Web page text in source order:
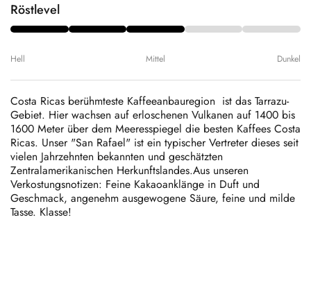
Röstlevel
Hell Mittel Dunkel
Costa Ricas berühmteste Kaffeeanbauregion ist das Tarrazu-
Gebiet. Hier wachsen auf erloschenen Vulkanen auf 1400 bis
1600 Meter über dem Meeresspiegel die besten Kaffees Costa
Ricas. Unser "San Rafael" ist ein typischer Vertreter dieses seit
vielen Jahrzehnten bekannten und geschätzten
Zentralamerikanischen Herkunftslandes.Aus unseren
Verkostungsnotizen: Feine Kakaoanklänge in Duft und
Geschmack, angenehm ausgewogene Säure, feine und milde
Tasse. Klasse!